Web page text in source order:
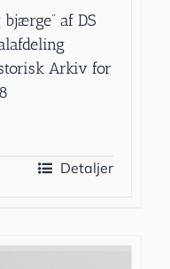
af DS
Arkiv for
Detaljer